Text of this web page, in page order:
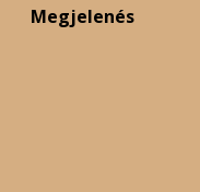
Megjelenés